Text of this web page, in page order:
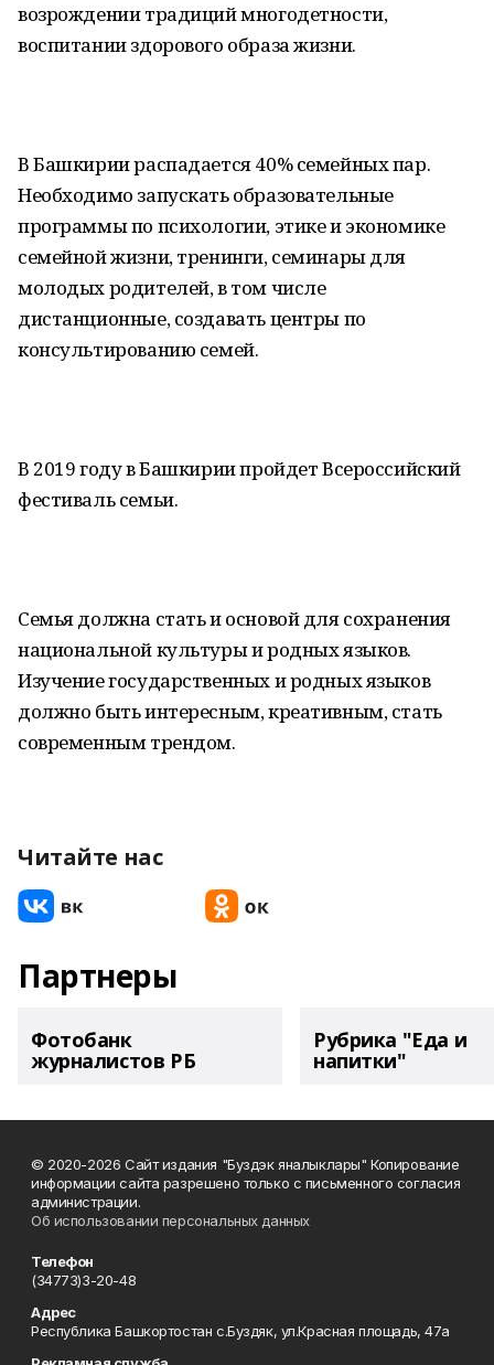
возрождении традиций многодетности,
воспитании здорового образа жизни.
В Башкирии распадается 40% семейных пар.
Необходимо запускать образовательные
программы по психологии, этике и экономике
семейной жизни, тренинги, семинары для
молодых родителей, в том числе
дистанционные, создавать центры по
консультированию семей.
В 2019 году в Башкирии пройдет Всероссийский
фестиваль семьи.
Семья должна стать и основой для сохранения
национальной культуры и родных языков.
Изучение государственных и родных языков
должно быть интересным, креативным, стать
современным трендом.
Читайте нас
Партнеры
Фотобанк
журналистов РБ
Рубрика "Еда и
напитки"
© 2020-2026 Сайт издания "Буздэк яналыклары" Копирование
информации сайта разрешено только с письменного согласия
администрации.
Об использовании персональных данных
Телефон
(34773)3-20-48
Адрес
Республика Башкортостан с.Буздяк, ул.Красная площадь, 47а